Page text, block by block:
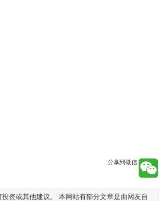
分享到微信:
资或其他建议。 本网站有部分文章是由网友自